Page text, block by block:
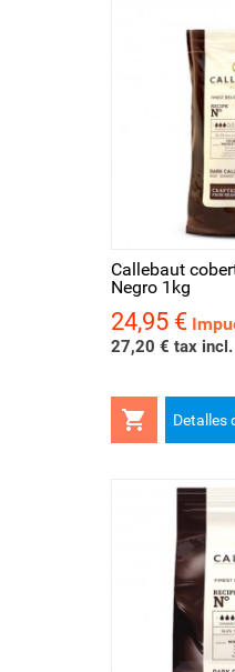
Callebaut
Negro 1kg
Precio
24,95 €
27,20 € tax incl.
 Detalles